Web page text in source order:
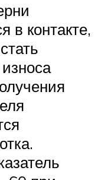
в контакте,